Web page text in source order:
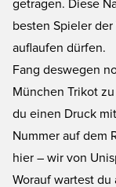
getragen. Diese
besten Spieler
auflaufen dürfen.
Fang deswegen
München Trikot
du einen Druck
Nummer auf dem
hier – wir von
Worauf wartest du